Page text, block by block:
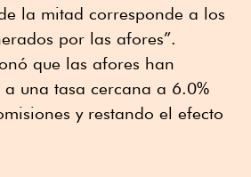
la mitad corresponde a los
por las afores”.
que las afores han
a una tasa cercana a 6.0%
y restando el efecto